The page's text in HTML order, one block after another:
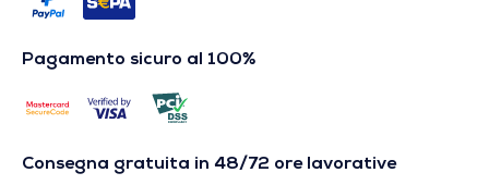
Pagamento sicuro al 100%
Consegna gratuita in 48/72 ore lavorative